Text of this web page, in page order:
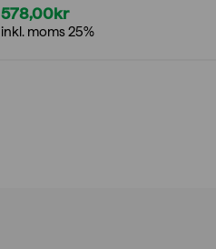
578,00kr
inkl. moms 25%